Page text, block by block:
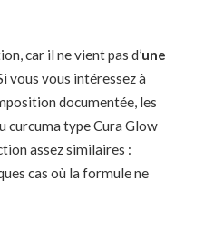
car il ne vient pas d’une
Si vous vous intéressez à
documentée, les
curcuma type Cura Glow
assez similaires :
cas où la formule ne